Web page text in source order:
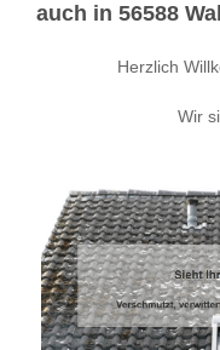
auch in 56588
Herzlich
Wir